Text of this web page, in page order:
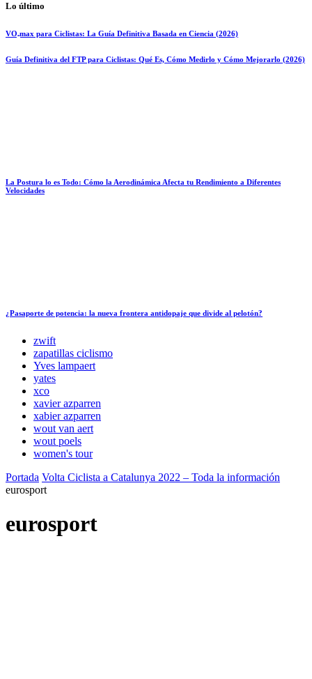
Lo último
VO₂max para Ciclistas: La Guía Definitiva Basada en Ciencia (2026)
Guía Definitiva del FTP para Ciclistas: Qué Es, Cómo Medirlo y Cómo Mejorarlo (2026)
La Postura lo es Todo: Cómo la Aerodinámica Afecta tu Rendimiento a Diferentes
Velocidades
¿Pasaporte de potencia: la nueva frontera antidopaje que divide al pelotón?
zwift
zapatillas ciclismo
Yves lampaert
yates
xco
xavier azparren
xabier azparren
wout van aert
wout poels
women's tour
Portada Volta Ciclista a Catalunya 2022 – Toda la información
eurosport
eurosport